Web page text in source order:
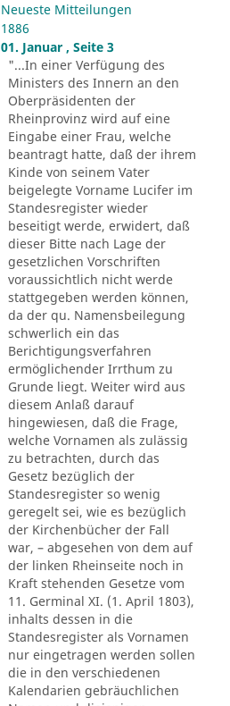
Neueste Mitteilungen
1886
01. Januar , Seite 3
"...In einer Verfügung des
Ministers des Innern an den
Oberpräsidenten der
Rheinprovinz wird auf eine
Eingabe einer Frau, welche
beantragt hatte, daß der ihrem
Kinde von seinem Vater
beigelegte Vorname Lucifer im
Standesregister wieder
beseitigt werde, erwidert, daß
dieser Bitte nach Lage der
gesetzlichen Vorschriften
voraussichtlich nicht werde
stattgegeben werden können,
da der qu. Namensbeilegung
schwerlich ein das
Berichtigungsverfahren
ermöglichender Irrthum zu
Grunde liegt. Weiter wird aus
diesem Anlaß darauf
hingewiesen, daß die Frage,
welche Vornamen als zulässig
zu betrachten, durch das
Gesetz bezüglich der
Standesregister so wenig
geregelt sei, wie es bezüglich
der Kirchenbücher der Fall
war, – abgesehen von dem auf
der linken Rheinseite noch in
Kraft stehenden Gesetze vom
11. Germinal XI. (1. April 1803),
inhalts dessen in die
Standesregister als Vornamen
nur eingetragen werden sollen
die in den verschiedenen
Kalendarien gebräuchlichen